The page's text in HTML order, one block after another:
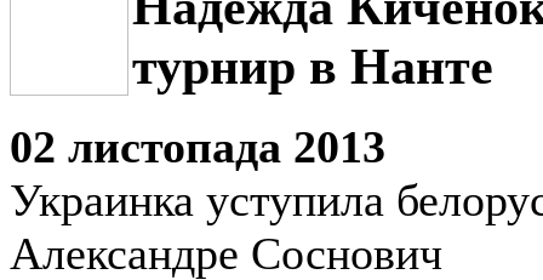
турнир в Нанте
02 листопада 2013
Украинка уступила
Александре Соснович